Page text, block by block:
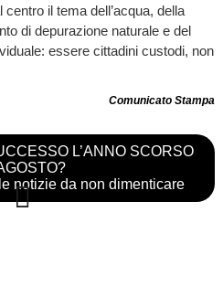
il tema dell’acqua, della
di depurazione naturale e del
essere cittadini custodi, non
Comunicato Stampa
L’ANNO SCORSO
notizie da non dimenticare